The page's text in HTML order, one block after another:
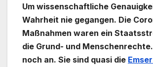
Um wissenschaftliche
Wahrheit nie gegangen. Die
Maßnahmen waren ein
die Grund- und
noch an. Sie sind quasi die